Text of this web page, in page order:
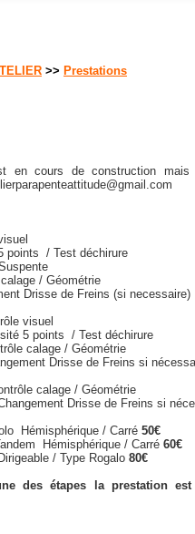
>> Prestations
en cours de construction
/ Test déchirure
Géométrie
Freins (si necessaire)
visuel
/ Test déchirure
/ Géométrie
Freins si nécessaire
calage / Géométrie
Drisse de Freins si
Hémisphérique / Carré 50€
/ Carré 60€
Rogalo 80€
des étapes la prestation